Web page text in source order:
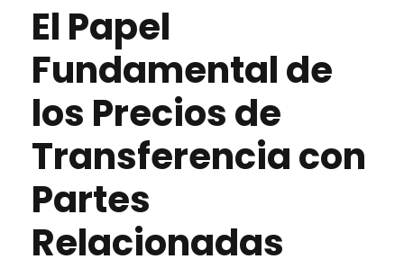
El Papel
Fundamental de
los Precios de
Transferencia con
Partes
Relacionadas